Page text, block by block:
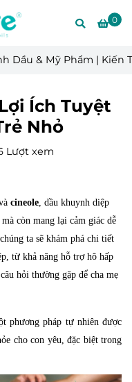
0
Dầu & Mỹ Phẩm | Kiến
Ích Tuyệt
Nhỏ
Lượt xem
cineole, dầu khuynh diệp
còn mang lại cảm giác dễ
ta sẽ khám phá chi tiết
từ khả năng hỗ trợ hô hấp
hỏi thường gặp để cha mẹ
phương pháp tự nhiên được
cho con yêu, đặc biệt trong